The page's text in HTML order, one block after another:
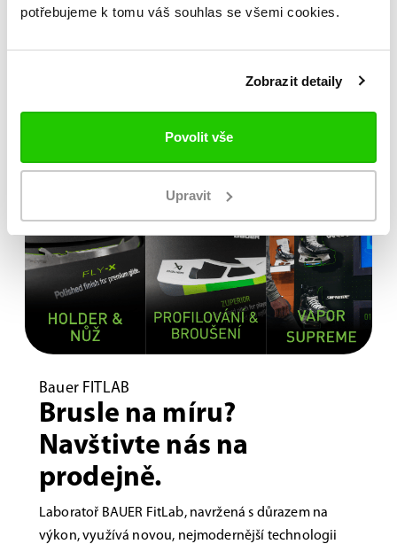
potřebujeme k tomu váš souhlas se všemi cookies.
Zobrazit detaily
Povolit vše
Upravit
Bauer FITLAB
Brusle na míru?
Navštivte nás na
prodejně.
Laboratoř BAUER FitLab, navržená s důrazem na
výkon, využívá novou, nejmodernější technologii